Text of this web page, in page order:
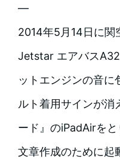
—
2014年5月14日に関
Jetstar エアバス
ットエンジンの音に
ルト着用サインが消
ード』のiPadAirをと
文章作成のために